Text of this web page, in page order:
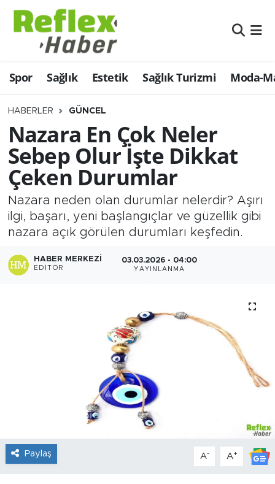
Spor Sağlık Estetik Sağlık Turizmi Moda-
HABERLER GÜNCEL
Nazara En Çok Neler
Sebep Olur İşte Dikkat
Çeken Durumlar
Nazara neden olan durumlar nelerdir? Aşırı
ilgi, başarı, yeni başlangıçlar ve güzellik gibi
nazara açık görülen durumları keşfedin.
HABER MERKEZI
EDITÖR
03.03.2026 - 04:00
YAYINLANMA
Paylaş A- A+
Eğitim
Estetik
Firmalardan
Güncel
İş ve Ekonomi
Moda-Magazin-Eğlence
Sağlık
Sağlık Turizmi
Nöbetçi Eczaneler
Hava Durumu
Namaz Vakitleri
Trafik Durumu
Şampiyonlar Ligi Puan Durumu ve Fikstür
Tüm Manşetler
Son Dakika Haberleri
Haber Arşivi